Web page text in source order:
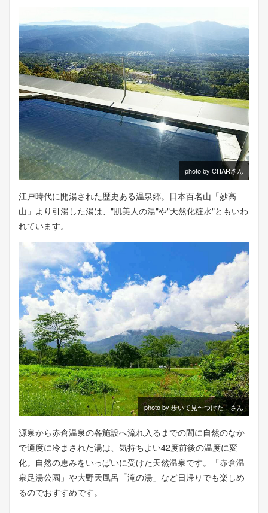
photo by CHARさん
江戸時代に開湯された歴史ある温泉郷。日本百名山「妙高
山」より引湯した湯は、"肌美人の湯"や"天然化粧水"ともいわ
れています。
photo by 歩いて見〜つけた！さん
源泉から赤倉温泉の各施設へ流れ入るまでの間に自然のなか
で適度に冷まされた湯は、気持ちよい42度前後の温度に変
化。自然の恵みをいっぱいに受けた天然温泉です。「赤倉温
泉足湯公園」や大野天風呂「滝の湯」など日帰りでも楽しめ
るのでおすすめです。